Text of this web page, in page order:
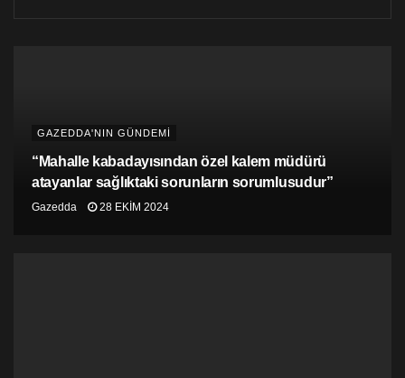
GAZEDDA'NIN GÜNDEMİ
“Mahalle kabadayısından özel kalem müdürü
atayanlar sağlıktaki sorunların sorumlusudur”
Gazedda 28 EKIM 2024